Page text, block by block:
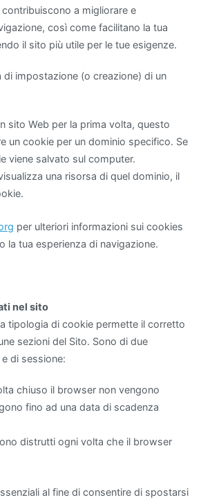
a migliorare e
così come facilitano la tua
il sito più utile per le tue esigenze.
di impostazione (o creazione) di un
sito Web per la prima volta, questo
un cookie per un dominio specifico. Se
viene salvato sul computer.
una risorsa di quel dominio, il
per ulteriori informazioni sui cookies
la tua esperienza di navigazione.
nel sito
tipologia di cookie permette il corretto
sezioni del Sito. Sono di due
di sessione:
chiuso il browser non vengono
fino ad una data di scadenza
distrutti ogni volta che il browser
al fine di consentire di spostarsi